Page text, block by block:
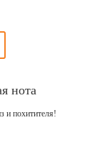
нота
и похитителя!